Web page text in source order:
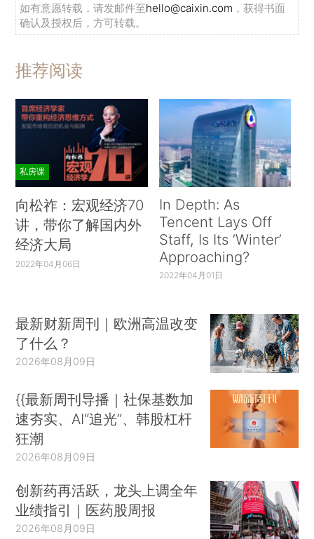
如有意愿转载，请发邮件至hello@caixin.com ，获得书面
确认及授权后，方可转载。
推荐阅读
私房课
向松祚：宏观经济70
讲，带你了解国内外
经济大局
2022年04月06日
In Depth: As
Tencent Lays Off
Staff, Is Its ‘Winter’
Approaching?
2022年04月01日
最新财新周刊｜欧洲高温改变
了什么？
2026年08月09日
{{最新周刊导播｜社保基数加
速夯实、AI“追光”、韩股杠杆
狂潮
2026年08月09日
创新药再活跃，龙头上调全年
业绩指引｜医药股周报
2026年08月09日